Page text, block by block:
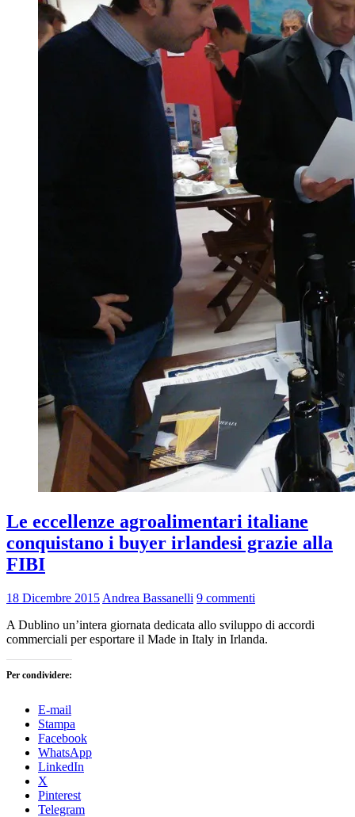
Le eccellenze agroalimentari italiane
conquistano i buyer irlandesi grazie alla
FIBI
18 Dicembre 2015 Andrea Bassanelli 9 commenti
A Dublino un’intera giornata dedicata allo sviluppo di accordi
commerciali per esportare il Made in Italy in Irlanda.
Per condividere:
E-mail
Stampa
Facebook
WhatsApp
LinkedIn
X
Pinterest
Telegram